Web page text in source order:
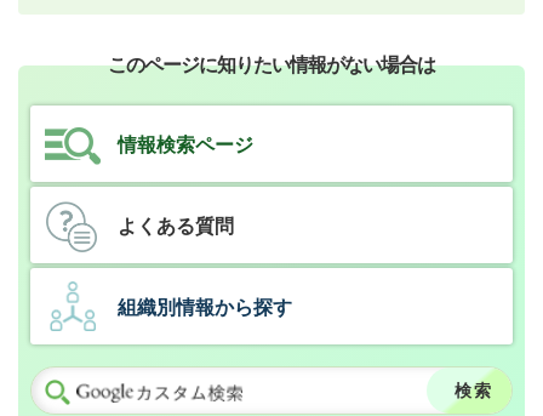
このページに知りたい情報がない場合は
情報検索ページ
よくある質問
組織別情報から探す